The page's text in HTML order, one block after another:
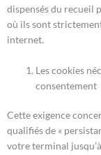
dispensés du recueil
où ils sont
internet.
Les cookies
consentement
Cette exigence
qualifiés de «
votre terminal